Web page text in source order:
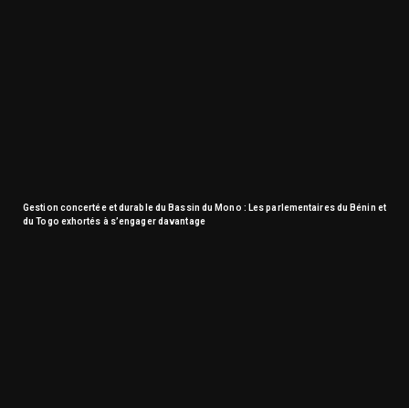
Gestion concertée et durable du Bassin du Mono : Les parlementaires du Bénin et
du Togo exhortés à s’engager davantage